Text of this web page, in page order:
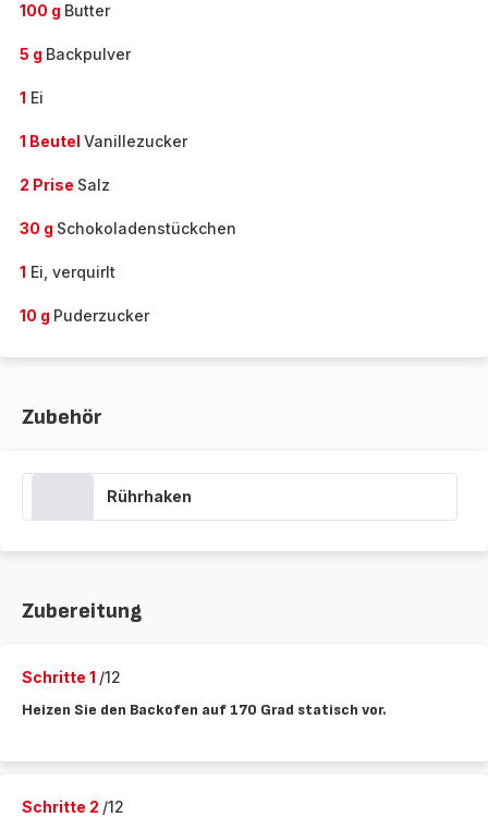
100 g Butter
5 g Backpulver
1 Ei
1 Beutel Vanillezucker
2 Prise Salz
30 g Schokoladenstückchen
1 Ei, verquirlt
10 g Puderzucker
Zubehör
Rührhaken
Zubereitung
Schritte 1 /12
Heizen Sie den Backofen auf 170 Grad statisch vor.
Schritte 2 /12